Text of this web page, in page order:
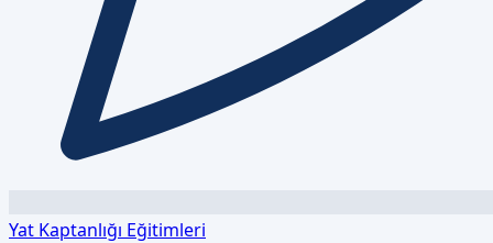
Yat Kaptanlığı Eğitimleri